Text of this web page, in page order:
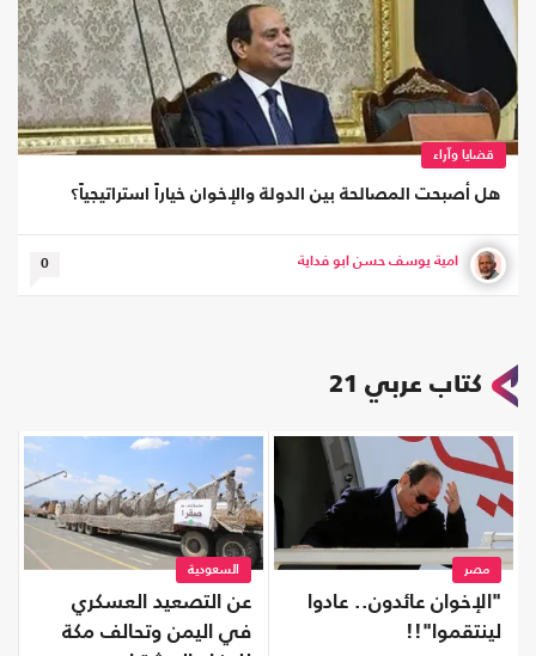
قضايا وآراء
هل أصبحت المصالحة بين الدولة والإخوان خياراً استراتيجياً؟
أمية يوسف حسن أبو فداية 0
كتاب عربي 21
مصر
"الإخوان عائدون.. عادوا
لينتقموا"!!
السعودية
عن التصعيد العسكري
في اليمن وتحالف مكة